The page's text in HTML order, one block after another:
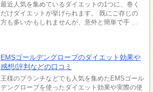
最近人気を集めているダイエットの1つに、巻く
だけダイエットが挙げられます。 既にご存じの
方も多いかもしれませんが、意外と簡単で手 ...
EMSゴールデングローブのダイエット効果や
感想/評判などの口コミ
王様のブランチなどでも人気を集めたEMSゴール
デングローブを使ったダイエット効果や実際の使